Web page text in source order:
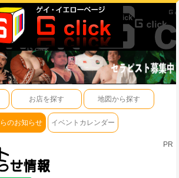
お店を探す 地図から探す
のお知らせ イベントカレンダー
PR